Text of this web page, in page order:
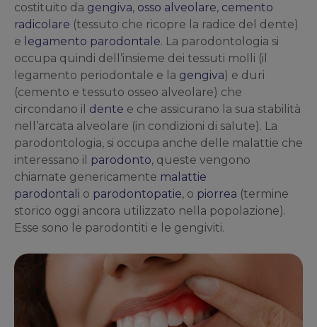
costituito da gengiva, osso alveolare, cemento
radicolare (tessuto che ricopre la radice del dente)
e legamento parodontale. La parodontologia si
occupa quindi dell’insieme dei tessuti molli (il
legamento periodontale e la gengiva) e duri
(cemento e tessuto osseo alveolare) che
circondano il dente e che assicurano la sua stabilità
nell’arcata alveolare (in condizioni di salute). La
parodontologia, si occupa anche delle malattie che
interessano il parodonto, queste vengono
chiamate genericamente malattie
parodontali o parodontopatie, o piorrea (termine
storico oggi ancora utilizzato nella popolazione).
Esse sono le parodontiti e le gengiviti.